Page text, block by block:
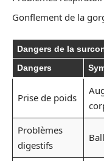
Gonflement de la
Dangers de la
Dangers
Prise de poids
Problèmes
digestifs